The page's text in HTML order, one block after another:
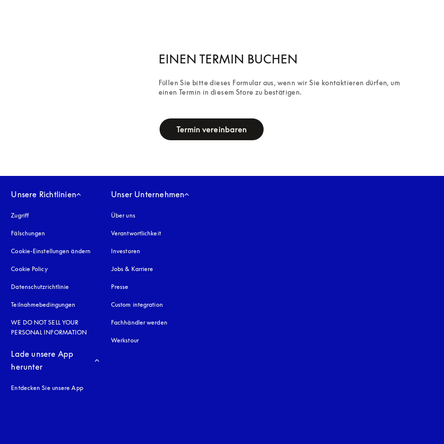
EINEN TERMIN BUCHEN
Füllen Sie bitte dieses Formular aus, wenn wir Sie kontaktieren dürfen, um
einen Termin in diesem Store zu bestätigen.
Termin vereinbaren
Unsere Richtlinien
Zugriff öffnet sich in einem neuen Tab
Fälschungen öffnet sich in einem neuen Tab
Cookie-Einstellungen ändern
Cookie Policyöffnet sich in einem neuen Tab
Datenschutzrichtlinie öffnet sich in einem neuen Tab
Teilnahmebedingungen
WE DO NOT SELL YOUR
PERSONAL INFORMATION
Unser Unternehmen
Über uns
Verantwortlichkeit
Investoren
Jobs & Karriere
Presse
Custom integration
Fachhändler werden
Werkstour
Lade unsere App
herunter
Entdecken Sie unsere App